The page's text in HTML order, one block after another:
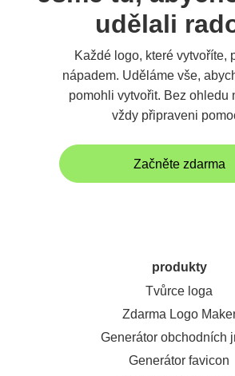
udělali
Každé logo, které vytvoříte,
nápadem. Uděláme vše,
pomohli vytvořit. Bez ohledu
vždy připraveni
Začněte zdarma
produkty
Tvůrce loga
Zdarma Logo
Generátor obchodních
Generátor favicon